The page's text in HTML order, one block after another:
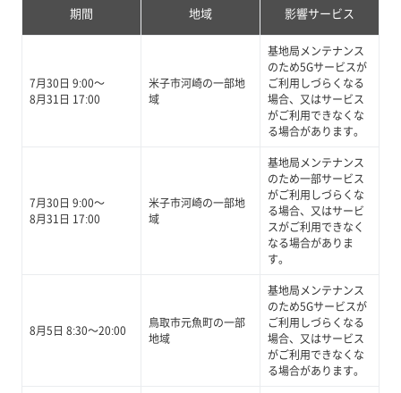
期間 地域 影響サービス
7月30日 9:00～
8月31日 17:00
米子市河崎の一部地
域
基地局メンテナンス
のため5Gサービスが
ご利用しづらくなる
場合、又はサービス
がご利用できなくな
る場合があります。
7月30日 9:00～
8月31日 17:00
米子市河崎の一部地
域
基地局メンテナンス
のため一部サービス
がご利用しづらくな
る場合、又はサービ
スがご利用できなく
なる場合がありま
す。
8月5日 8:30～20:00
鳥取市元魚町の一部
地域
基地局メンテナンス
のため5Gサービスが
ご利用しづらくなる
場合、又はサービス
がご利用できなくな
る場合があります。